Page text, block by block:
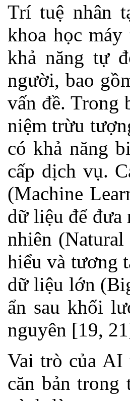
Trí tuệ nhân
khoa học
khả năng tự
người, bao
vấn đề. Trong
niệm trừu
có khả năng
cấp dịch vụ.
(Machine
dữ liệu để
nhiên
hiểu và tương
dữ liệu lớn
ẩn sau khối
nguyên [19,
Vai trò của AI
căn bản